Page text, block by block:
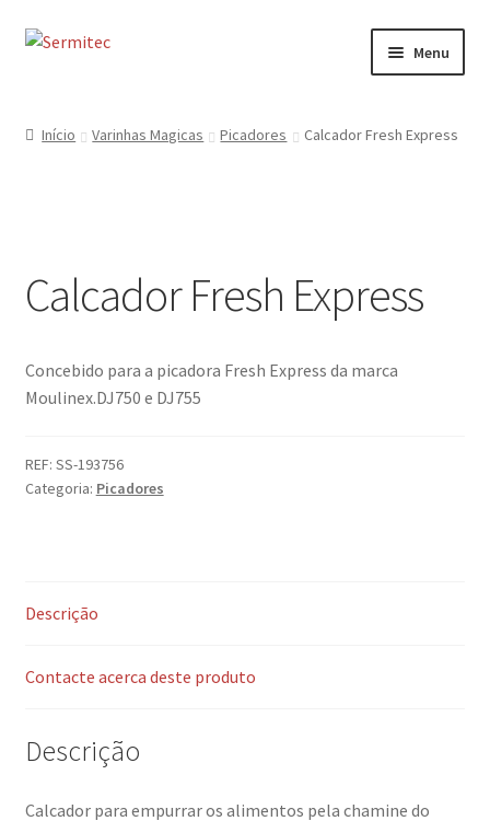
Ir
Saltar
Menu
Serviços
Formulário de Contacto
Início Varinhas Magicas Picadores Calcador Fresh Express
Calcador Fresh Express
Concebido para a picadora Fresh Express da marca
Moulinex.DJ750 e DJ755
REF: SS-193756
Categoria: Picadores
Descrição
Contacte acerca deste produto
Descrição
Calcador para empurrar os alimentos pela chamine do